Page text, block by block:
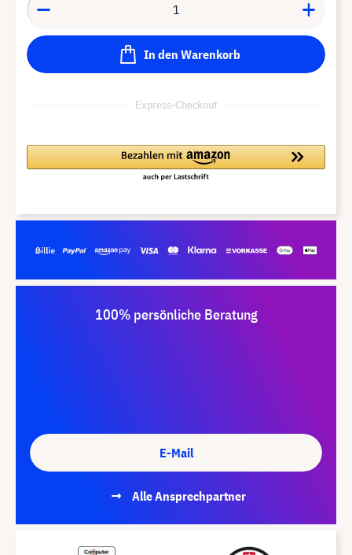
In den Warenkorb
Express-Checkout
100% persönliche Beratung
E-Mail
Alle Ansprechpartner